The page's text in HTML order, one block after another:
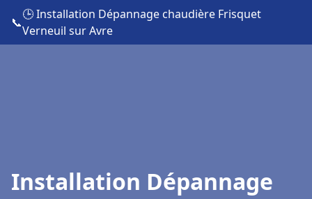
📞
🕒 Installation Dépannage chaudière Frisquet
Verneuil sur Avre
Installation Dépannage